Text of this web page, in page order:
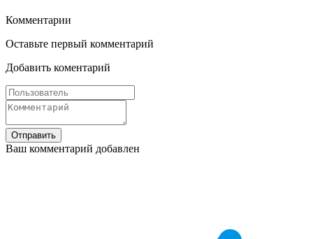
Комментарии
Оставьте первый комментарий
Добавить коментарий
Отправить
Ваш комментарий добавлен